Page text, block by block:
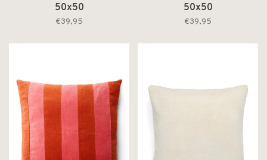
50x50
€39,95
50x50
€39,95